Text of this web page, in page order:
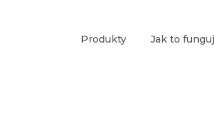
Produkty Jak to